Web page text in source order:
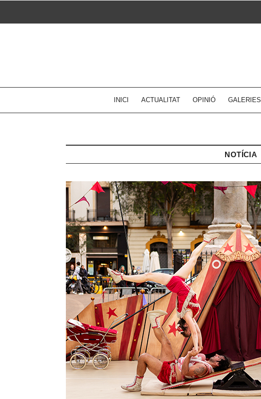
INICI ACTUALITAT OPINIÓ GALERIES
NOTÍCIA